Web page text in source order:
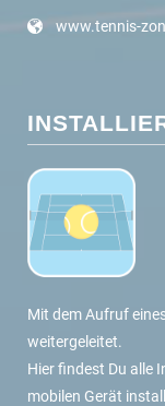
www.tennis-
Mit dem Aufruf
weitergeleitet.
Hier findest Du alle
mobilen Gerät